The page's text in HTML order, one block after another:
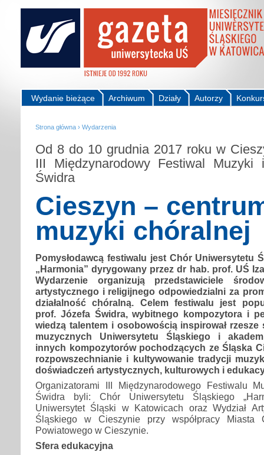
Autorzy
Działy
Archiwum
Wydanie bieżące
Strona główna › Wydarzenia
Od 8 do 10 grudnia 2017 roku w
III Międzynarodowy Festiwal Muzyki
Świdra
Cieszyn –
muzyki chóralnej
Pomysłodawcą festiwalu jest Chór Uniwersytetu
„Harmonia” dyrygowany przez dr hab. prof. UŚ
Wydarzenie organizują przedstawiciele
artystycznego i religijnego odpowiedzialni za
działalność chóralną. Celem festiwalu jest
prof. Józefa Świdra, wybitnego kompozytora i
wiedzą talentem i osobowością inspirował
muzycznych Uniwersytetu Śląskiego i
innych kompozytorów pochodzących ze Śląska
rozpowszechnianie i kultywowanie tradycji
doświadczeń artystycznych, kulturowych i
Organizatorami III Międzynarodowego Festiwalu
Świdra byli: Chór Uniwersytetu Śląskiego
Uniwersytet Śląski w Katowicach oraz Wydział
Śląskiego w Cieszynie przy współpracy Miasta
Powiatowego w Cieszynie.
Sfera edukacyjna